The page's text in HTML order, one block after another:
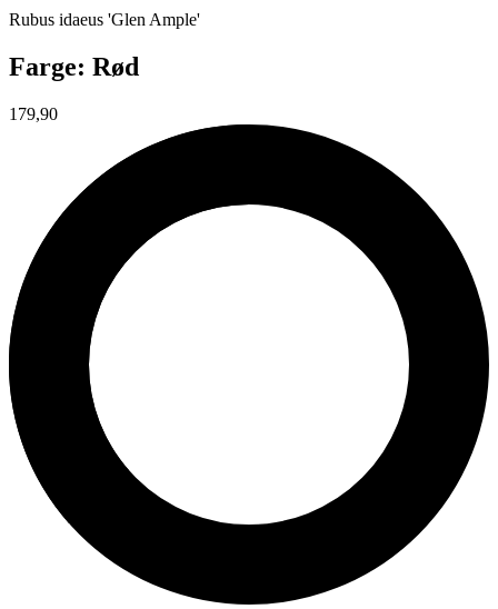
Rubus idaeus 'Glen Ample'
Farge: Rød
179,90